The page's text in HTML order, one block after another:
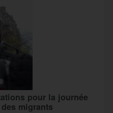
pour la journée
migrants